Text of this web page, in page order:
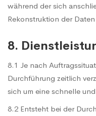
während der sich
Rekonstruktion der
8.
8.1 Je nach
Durchführung zeitlich
sich um eine schnelle
8.2 Entsteht bei der